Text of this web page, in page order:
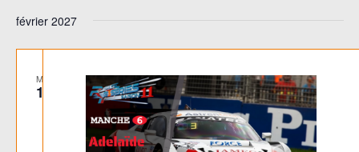
février 2027
MAR
16